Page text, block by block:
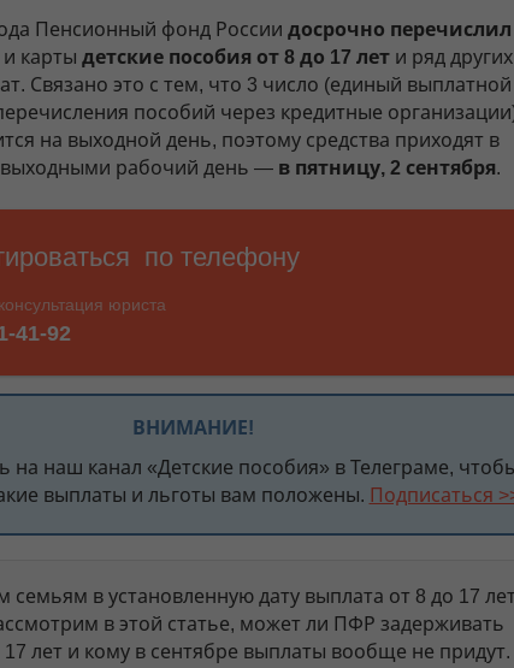
Пенсионный фонд России досрочно перечислил
и карты детские пособия от 8 до 17 лет и ряд других
Связано это с тем, что 3 число (единый выплатной
пособий через кредитные
на выходной день, поэтому средства приходят в
выходными рабочий день — в пятницу, 2 сентября.
ВНИМАНИЕ!
на наш канал «Детские пособия» в Телеграме,
выплаты и льготы вам положены. Подписаться
семьям в установленную дату выплата от 8 до 17 лет
в этой статье, может ли ПФР задерживать
17 лет и кому в сентябре выплаты вообще не придут.